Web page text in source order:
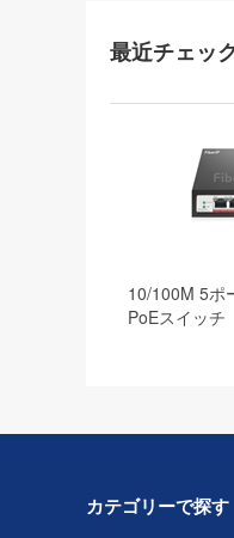
最近チェッ
10/100M 5ポ
PoEスイッチ
カテゴリーで探す